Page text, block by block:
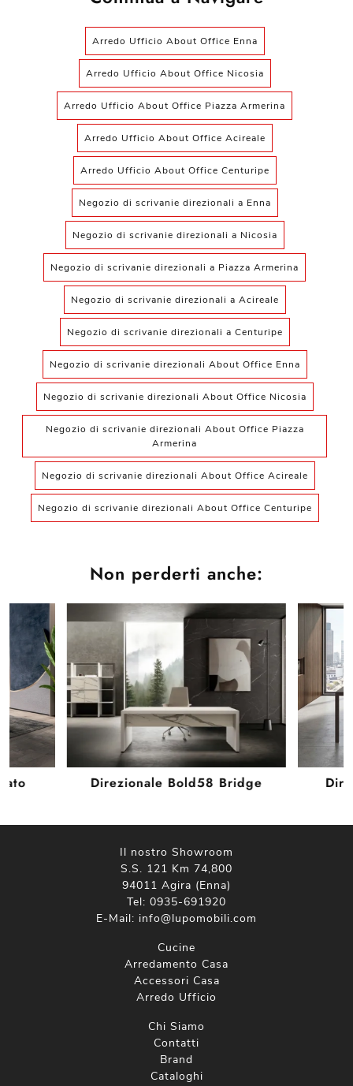
Arredo Ufficio About Office Enna
Arredo Ufficio About Office Nicosia
Arredo Ufficio About Office Piazza Armerina
Arredo Ufficio About Office Acireale
Arredo Ufficio About Office Centuripe
Negozio di scrivanie direzionali a Enna
Negozio di scrivanie direzionali a Nicosia
Negozio di scrivanie direzionali a Piazza Armerina
Negozio di scrivanie direzionali a Acireale
Negozio di scrivanie direzionali a Centuripe
Negozio di scrivanie direzionali About Office Enna
Negozio di scrivanie direzionali About Office Nicosia
Negozio di scrivanie direzionali About Office Piazza
Armerina
Negozio di scrivanie direzionali About Office Acireale
Negozio di scrivanie direzionali About Office Centuripe
Non perderti anche:
Direzionale Bold58 Bridge
Il nostro Showroom
S.S. 121 Km 74,800
94011 Agira (Enna)
Tel: 0935-691920
E-Mail: info@lupomobili.com
Cucine
Arredamento Casa
Accessori Casa
Arredo Ufficio
Chi Siamo
Contatti
Brand
Cataloghi